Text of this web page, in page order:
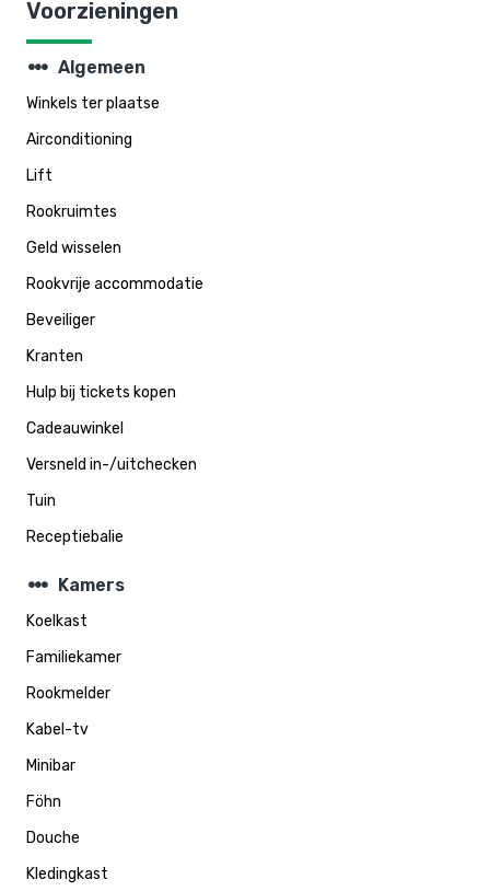
Voorzieningen
steppers Algemeen
Winkels ter plaatse
Airconditioning
Lift
Rookruimtes
Geld wisselen
Rookvrije accommodatie
Beveiliger
Kranten
Hulp bij tickets kopen
Cadeauwinkel
Versneld in-/uitchecken
Tuin
Receptiebalie
steppers Kamers
Koelkast
Familiekamer
Rookmelder
Kabel-tv
Minibar
Föhn
Douche
Kledingkast